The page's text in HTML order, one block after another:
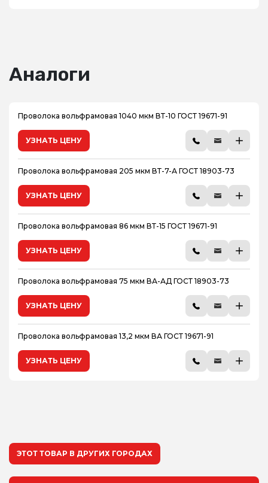
Аналоги
Проволока вольфрамовая 1040 мкм ВТ-10 ГОСТ 19671-91
УЗНАТЬ ЦЕНУ
Проволока вольфрамовая 205 мкм ВТ-7-А ГОСТ 18903-73
УЗНАТЬ ЦЕНУ
Проволока вольфрамовая 86 мкм ВТ-15 ГОСТ 19671-91
УЗНАТЬ ЦЕНУ
Проволока вольфрамовая 75 мкм ВА-АД ГОСТ 18903-73
УЗНАТЬ ЦЕНУ
Проволока вольфрамовая 13,2 мкм ВА ГОСТ 19671-91
УЗНАТЬ ЦЕНУ
ЭТОТ ТОВАР В ДРУГИХ ГОРОДАХ